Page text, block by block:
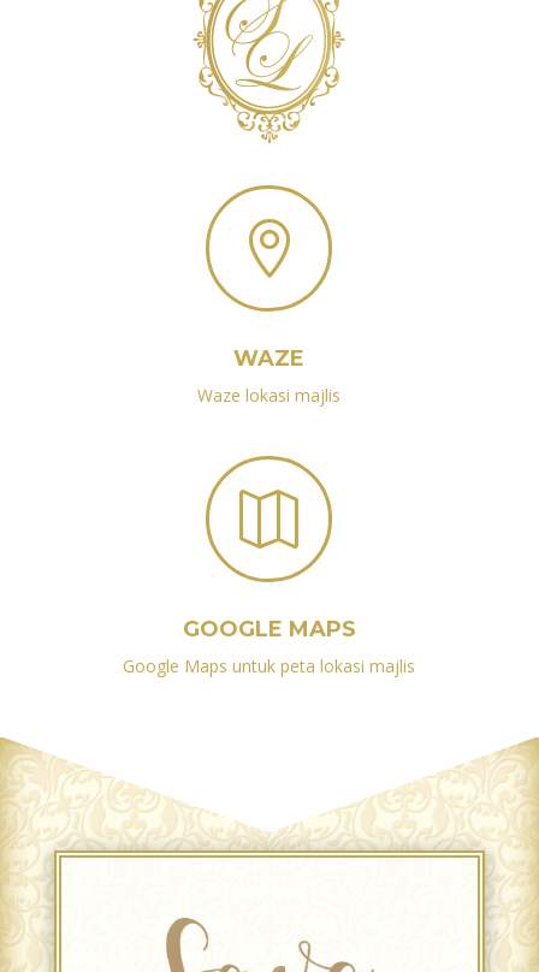

WAZE
Waze lokasi majlis

GOOGLE MAPS
Google Maps untuk peta lokasi majlis